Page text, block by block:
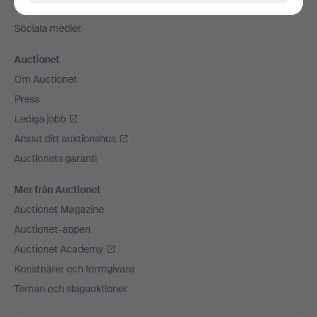
Vi skickar med
Sociala medier
Auctionet
Om Auctionet
Press
Lediga jobb
Anslut ditt auktionshus
Auctionets garanti
Mer från Auctionet
Auctionet Magazine
Auctionet-appen
Auctionet Academy
Konstnärer och formgivare
Teman och slagauktioner